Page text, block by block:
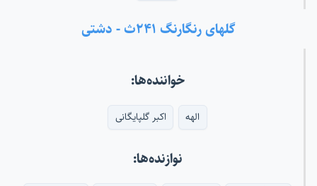
گلهای رنگارنگ ۲۴۱ث - دشتی
خواننده‌ها:
الهه اکبر گلپایگانی
نوازنده‌ها: